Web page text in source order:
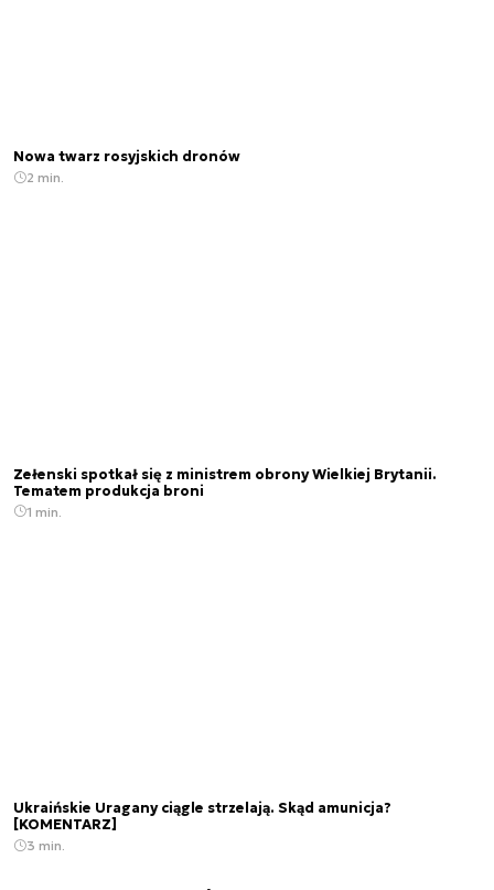
Nowa twarz rosyjskich dronów
2 min.
Zełenski spotkał się z ministrem obrony Wielkiej Brytanii.
Tematem produkcja broni
1 min.
Ukraińskie Uragany ciągle strzelają. Skąd amunicja?
[KOMENTARZ]
3 min.